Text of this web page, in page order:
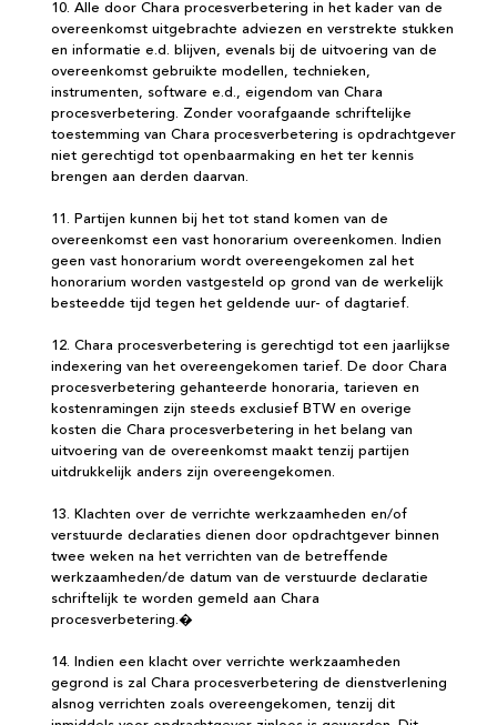
10. Alle door Chara procesverbetering in het kader van de
overeenkomst uitgebrachte adviezen en verstrekte stukken
en informatie e.d. blijven, evenals bij de uitvoering van de
overeenkomst gebruikte modellen, technieken,
instrumenten, software e.d., eigendom van Chara
procesverbetering. Zonder voorafgaande schriftelijke
toestemming van Chara procesverbetering is opdrachtgever
niet gerechtigd tot openbaarmaking en het ter kennis
brengen aan derden daarvan.
11. Partijen kunnen bij het tot stand komen van de
overeenkomst een vast honorarium overeenkomen. Indien
geen vast honorarium wordt overeengekomen zal het
honorarium worden vastgesteld op grond van de werkelijk
besteedde tijd tegen het geldende uur- of dagtarief.
12. Chara procesverbetering is gerechtigd tot een jaarlijkse
indexering van het overeengekomen tarief. De door Chara
procesverbetering gehanteerde honoraria, tarieven en
kostenramingen zijn steeds exclusief BTW en overige
kosten die Chara procesverbetering in het belang van
uitvoering van de overeenkomst maakt tenzij partijen
uitdrukkelijk anders zijn overeengekomen.
13. Klachten over de verrichte werkzaamheden en/of
verstuurde declaraties dienen door opdrachtgever binnen
twee weken na het verrichten van de betreffende
werkzaamheden/de datum van de verstuurde declaratie
schriftelijk te worden gemeld aan Chara
procesverbetering.�
14. Indien een klacht over verrichte werkzaamheden
gegrond is zal Chara procesverbetering de dienstverlening
alsnog verrichten zoals overeengekomen, tenzij dit